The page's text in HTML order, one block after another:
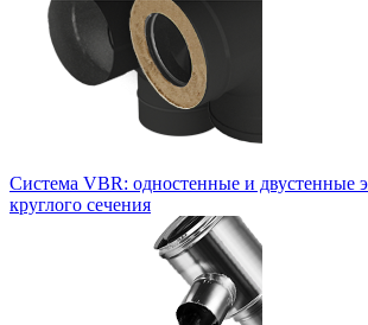
Система VBR: одностенные и двустенные
круглого сечения